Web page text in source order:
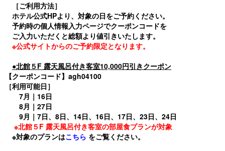
［ご利用方法］
ホテル公式HPより、対象の日をご予約ください。
予約時の個人情報入力ページでクーポンコードを
ご入力いただくと総額より値引きいたします。
※公式サイトからのご予約限定となります。
●北館５F 露天風呂付き客室10,000円引きクーポン
【クーポンコード】agh04100
［利用可能日］
7月｜16日
8月｜27日
9月｜7日、8日、14日、16日、17日、23日、24日
※北館５F 露天風呂付き客室の部屋食プランが対象
※対象のプランはこちら をご覧ください。